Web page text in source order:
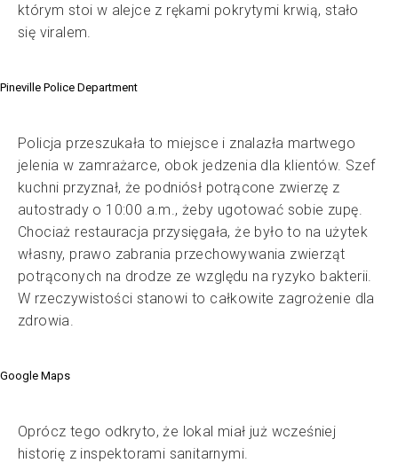
którym stoi w alejce z rękami pokrytymi krwią, stało
się viralem.
Pineville Police Department
Policja przeszukała to miejsce i znalazła martwego
jelenia w zamrażarce, obok jedzenia dla klientów. Szef
kuchni przyznał, że podniósł potrącone zwierzę z
autostrady o 10:00 a.m., żeby ugotować sobie zupę.
Chociaż restauracja przysięgała, że było to na użytek
własny, prawo zabrania przechowywania zwierząt
potrąconych na drodze ze względu na ryzyko bakterii.
W rzeczywistości stanowi to całkowite zagrożenie dla
zdrowia.
Google Maps
Oprócz tego odkryto, że lokal miał już wcześniej
historię z inspektorami sanitarnymi.